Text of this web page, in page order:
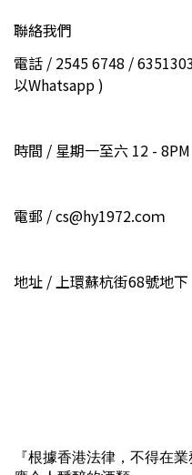
聯絡我們
電話 / 2545 6748 /
以Whatsapp )
時間 / 星期一至六 12 - 8PM
電郵 / cs@hy1972.coｍ
地址 / 上環蘇杭街68號地下
『根據香港法律，不得在